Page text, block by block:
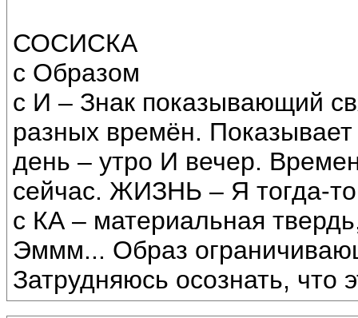
СОСИСКА
с Образом
с И – Знак показывающий
разных времён.
день – утро И вечер.
сейчас. ЖИЗНЬ – Я тогда-
с КА – материальная
Эммм... Образ
Затрудняюсь осознать, что